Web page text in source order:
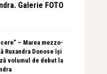
Galerie FOTO
– Marea mezzo-
Ruxandra Donose își
volumul de debut la